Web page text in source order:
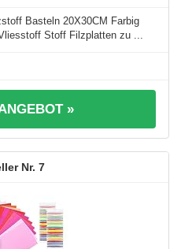
Basteln 20X30CM Farbig
Stoff Filzplatten zu ...
»
7